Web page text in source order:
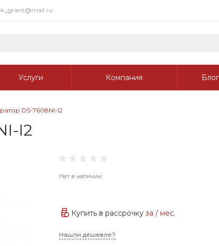
Услуги Компания Блог
DS-7608NI-I2
I2
Нет в наличии
Купить в рассрочкуза/ мес.
Нашли дешевле?